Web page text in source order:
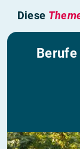
Diese